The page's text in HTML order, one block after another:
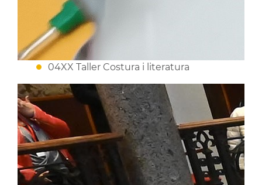
04XX Taller Costura i literatura